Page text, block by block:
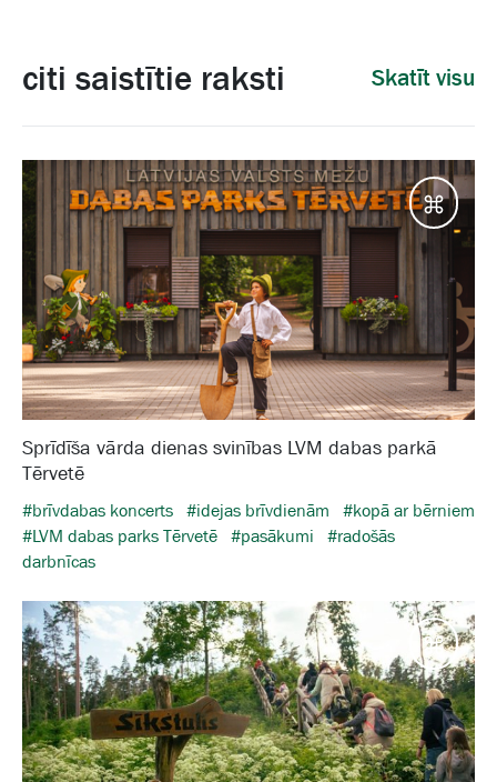
citi saistītie raksti Skatīt visu
Sprīdīša vārda dienas svinības LVM dabas parkā
Tērvetē
#brīvdabas koncerts #idejas brīvdienām
#kopā ar bērniem
#LVM dabas parks Tērvetē #pasākumi
#radošās
darbnīcas